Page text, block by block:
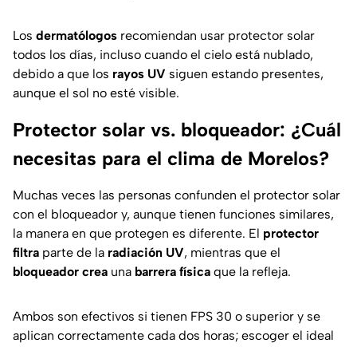
Los dermatólogos recomiendan usar protector solar
todos los días, incluso cuando el cielo está nublado,
debido a que los rayos UV siguen estando presentes,
aunque el sol no esté visible.
Protector solar vs. bloqueador: ¿Cuál
necesitas para el clima de Morelos?
Muchas veces las personas confunden el protector solar
con el bloqueador y, aunque tienen funciones similares,
la manera en que protegen es diferente. El protector
filtra parte de la radiación UV, mientras que el
bloqueador crea una barrera física que la refleja.
Ambos son efectivos si tienen FPS 30 o superior y se
aplican correctamente cada dos horas; escoger el ideal